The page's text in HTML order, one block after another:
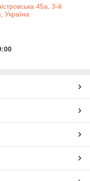
45а, 3-й
Україна